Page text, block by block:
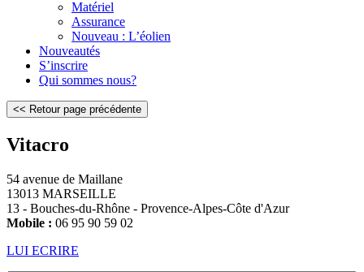
Matériel
Assurance
Nouveau : L’éolien
Nouveautés
S’inscrire
Qui sommes nous?
Vitacro
54 avenue de Maillane
13013 MARSEILLE
13 - Bouches-du-Rhône - Provence-Alpes-Côte d'Azur
Mobile : 06 95 90 59 02
LUI ECRIRE